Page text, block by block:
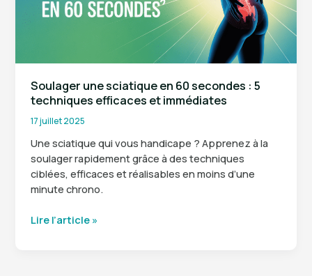
Soulager une sciatique en 60 secondes : 5
techniques efficaces et immédiates
17 juillet 2025
Une sciatique qui vous handicape ? Apprenez à la
soulager rapidement grâce à des techniques
ciblées, efficaces et réalisables en moins d’une
minute chrono.
Soulager
Lire l’article »